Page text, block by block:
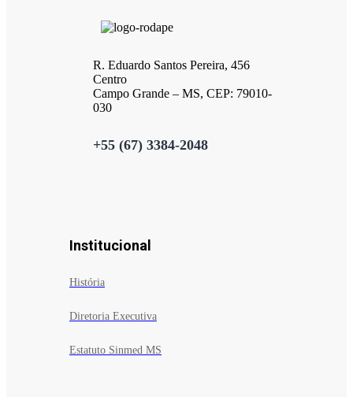
R. Eduardo Santos Pereira, 456
Centro
Campo Grande – MS, CEP: 79010-
030
+55 (67) 3384-2048
Institucional
História
Diretoria Executiva
Estatuto Sinmed MS